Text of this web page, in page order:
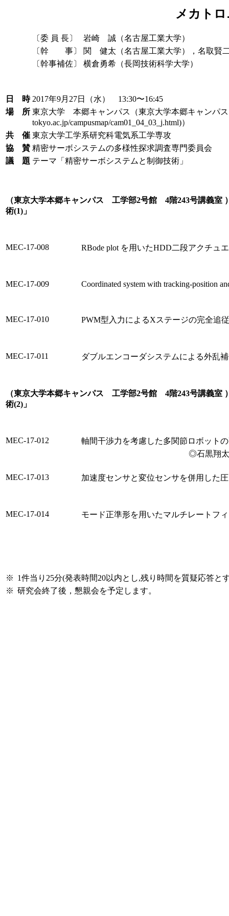
メカト
〔委 員 長〕
岩崎 誠（名古屋工業大学）
〔幹 事〕
関 健太（名古屋工業大学），名取賢
〔幹事補佐〕
横倉勇希（長岡技術科学大学）
日 時 2017年9月27日（水） 13:30〜16:45
場 所 東京大学 本郷キャンパス（東京大学本郷キャンパ
tokyo.ac.jp/campusmap/cam01_04_03_j.html)）
共 催 東京大学工学系研究科電気系工学専攻
協 賛 精密サーボシステムの多様性探求調査専門委員会
議 題 テーマ「精密サーボシステムと制御技術」
（東京大学本郷キャンパス 工学部2号館 4階243号講義
術(1)」
MEC-17-008 RBode plot を用いたHDD二段アクチュ
MEC-17-009 Coordinated system with tracking-position
MEC-17-010 PWM型入力によるXステージの完全追
MEC-17-011 ダブルエンコーダシステムによる外乱
（東京大学本郷キャンパス 工学部2号館 4階243号講義
術(2)」
MEC-17-012
軸間干渉力を考慮した多関節ロボット
◎石黒翔
MEC-17-013 加速度センサと変位センサを併用した
MEC-17-014 モード正準形を用いたマルチレートフ
※ 1件当り25分(発表時間20以内とし,残り時間を質疑応答と
※ 研究会終了後，懇親会を予定します。